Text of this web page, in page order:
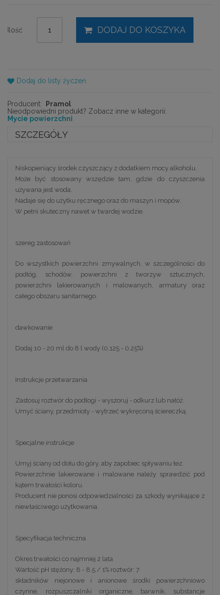
Ilość DODAJ DO KOSZYKA
Dodaj do listy życzeń
Producent:
Pramol
Nieodpowiedni produkt? Zobacz inne w kategorii:
Mycie powierzchni
SZCZEGÓŁY
Niskopieniący środek czyszczący z dodatkiem mocy alkoholu.
Może być stosowany wszędzie tam, gdzie do czyszczenia
używana jest woda.
Nadaje się do użytku ręcznego oraz do maszyn i mopów.
W pełni skuteczny nawet w twardej wodzie.
szereg zastosowań
Do wszystkich powierzchni zmywalnych, w szczególności do
podłóg, schodów, powierzchni z tworzyw sztucznych,
powierzchni lakierowanych i malowanych, armatury oraz
całego obszaru sanitarnego.
dawkowanie
Dodaj 10 - 20 ml do 8 l wody (0,125 - 0,25%).
Instrukcje przetwarzania
Zastosuj roztwór do podłogi - wyszoruj - odkurz lub nałóż.
Umyć ściany, przedmioty - wytrzeć wykręconą ściereczką.
Specjalne instrukcje
Umyj ściany od dołu do góry, aby zapobiec spływaniu łez.
Powierzchnie lakierowane i malowane należy sprawdzić pod
kątem trwałości koloru.
Producent nie ponosi odpowiedzialności za szkody wynikające z
niewłaściwego użytkowania.
Specyfikacja techniczna
Okres trwałości co najmniej 2 lata
Wartość pH stężony: 8 - 8,5 / 1% roztwór: 7
składników niejonowe i anionowe środki powierzchniowo
czynne, rozpuszczalniki organiczne, barwnik, substancje